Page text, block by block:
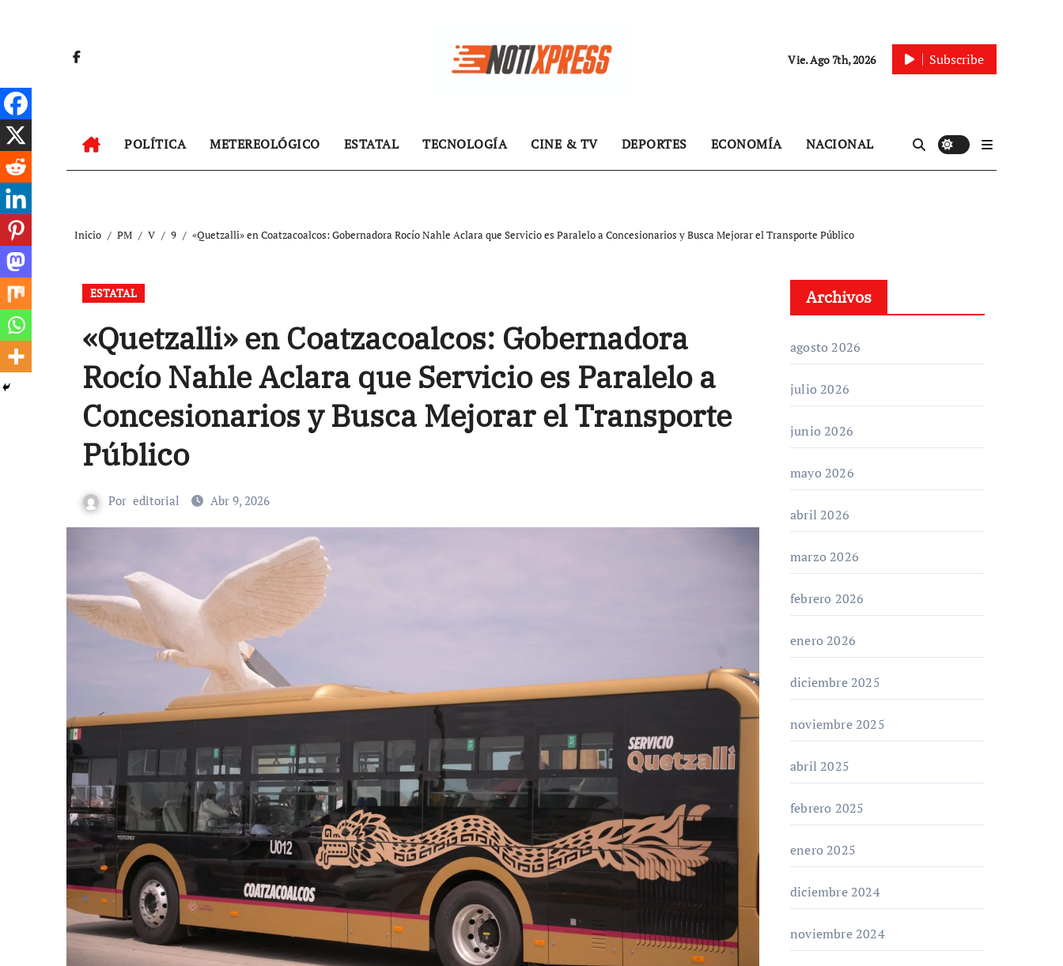
Vie. Ago 7th, 2026 Subscribe
POLÍTICA METEREOLÓGICO ESTATAL TECNOLOGÍA CINE & TV DEPORTES ECONOMÍA NACIONAL
Inicio PM V 9 «Quetzalli» en Coatzacoalcos: Gobernadora Rocío Nahle Aclara que Servicio es Paralelo a Concesionarios y Busca Mejorar el Transporte Público
ESTATAL
«Quetzalli» en Coatzacoalcos: Gobernadora
Rocío Nahle Aclara que Servicio es Paralelo a
Concesionarios y Busca Mejorar el Transporte
Público
Por editorial Abr 9, 2026
Archivos
agosto 2026
julio 2026
junio 2026
mayo 2026
abril 2026
marzo 2026
febrero 2026
enero 2026
diciembre 2025
noviembre 2025
abril 2025
febrero 2025
enero 2025
diciembre 2024
noviembre 2024